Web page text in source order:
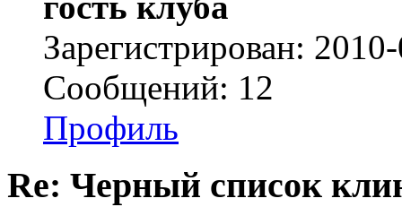
Зарегистрирован:
Сообщений: 12
Профиль
Re: Черный список